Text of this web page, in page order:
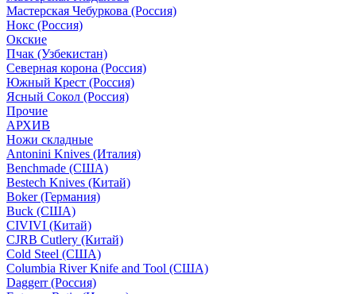
Мастерская Чебуркова (Россия)
Нокс (Россия)
Окские
Пчак (Узбекистан)
Северная корона (Россия)
Южный Крест (Россия)
Ясный Сокол (Россия)
Прочие
АРХИВ
Ножи складные
Antonini Knives (Италия)
Benchmade (США)
Bestech Knives (Китай)
Boker (Германия)
Buck (США)
CIVIVI (Китай)
CJRB Cutlery (Китай)
Cold Steel (США)
Columbia River Knife and Tool (США)
Daggerr (Россия)